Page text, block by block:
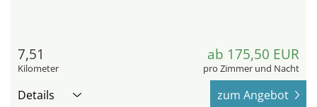
7,51
Kilometer
ab 175,50 EUR
pro Zimmer und Nacht
Details zum Angebot